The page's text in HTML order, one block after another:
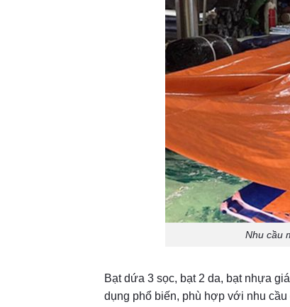
Nhu cầu
Bạt dứa 3 sọc, bạt 2 da, bạt nhựa
dụng phổ biến, phù hợp với nhu